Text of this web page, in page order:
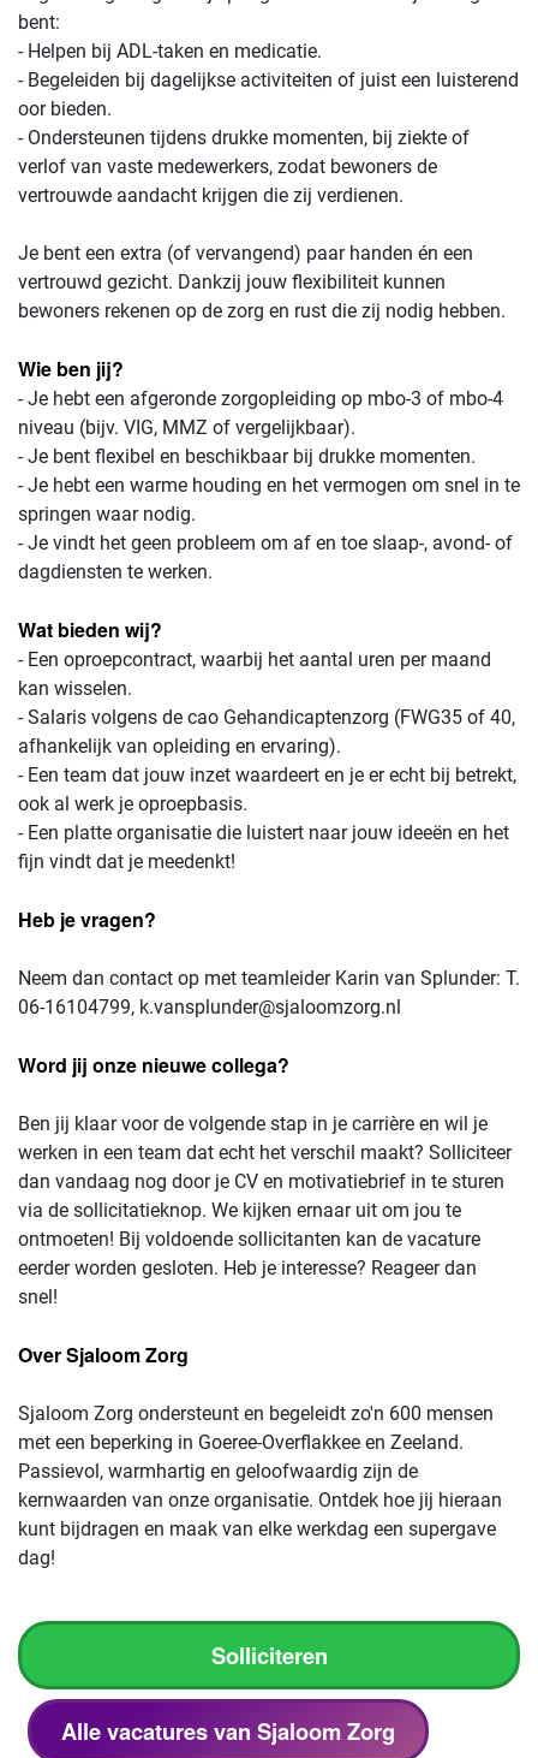
bent:
- Helpen bij ADL-taken en medicatie.
- Begeleiden bij dagelijkse activiteiten of juist een luisterend
oor bieden.
- Ondersteunen tijdens drukke momenten, bij ziekte of
verlof van vaste medewerkers, zodat bewoners de
vertrouwde aandacht krijgen die zij verdienen.
Je bent een extra (of vervangend) paar handen én een
vertrouwd gezicht. Dankzij jouw flexibiliteit kunnen
bewoners rekenen op de zorg en rust die zij nodig hebben.
Wie ben jij?
- Je hebt een afgeronde zorgopleiding op mbo-3 of mbo-4
niveau (bijv. VIG, MMZ of vergelijkbaar).
- Je bent flexibel en beschikbaar bij drukke momenten.
- Je hebt een warme houding en het vermogen om snel in te
springen waar nodig.
- Je vindt het geen probleem om af en toe slaap-, avond- of
dagdiensten te werken.
Wat bieden wij?
- Een oproepcontract, waarbij het aantal uren per maand
kan wisselen.
- Salaris volgens de cao Gehandicaptenzorg (FWG35 of 40,
afhankelijk van opleiding en ervaring).
- Een team dat jouw inzet waardeert en je er echt bij betrekt,
ook al werk je oproepbasis.
- Een platte organisatie die luistert naar jouw ideeën en het
fijn vindt dat je meedenkt!
Heb je vragen?
Neem dan contact op met teamleider Karin van Splunder: T.
06-16104799, k.vansplunder@sjaloomzorg.nl
Word jij onze nieuwe collega?
Ben jij klaar voor de volgende stap in je carrière en wil je
werken in een team dat echt het verschil maakt? Solliciteer
dan vandaag nog door je CV en motivatiebrief in te sturen
via de sollicitatieknop. We kijken ernaar uit om jou te
ontmoeten! Bij voldoende sollicitanten kan de vacature
eerder worden gesloten. Heb je interesse? Reageer dan
snel!
Over Sjaloom Zorg
Sjaloom Zorg ondersteunt en begeleidt zo'n 600 mensen
met een beperking in Goeree-Overflakkee en Zeeland.
Passievol, warmhartig en geloofwaardig zijn de
kernwaarden van onze organisatie. Ontdek hoe jij hieraan
kunt bijdragen en maak van elke werkdag een supergave
dag!
Solliciteren
Alle vacatures van Sjaloom Zorg